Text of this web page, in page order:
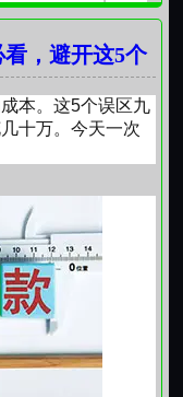
，避开这5个
本。这5个误区九
十万。今天一次